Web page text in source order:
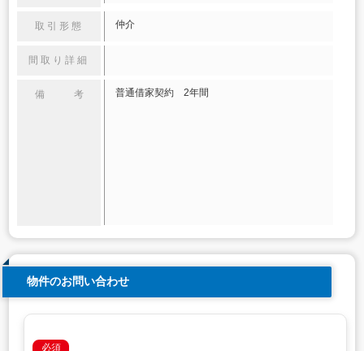
取引形態 仲介
間取り詳細
備 考 普通借家契約 2年間
物件のお問い合わせ
必須